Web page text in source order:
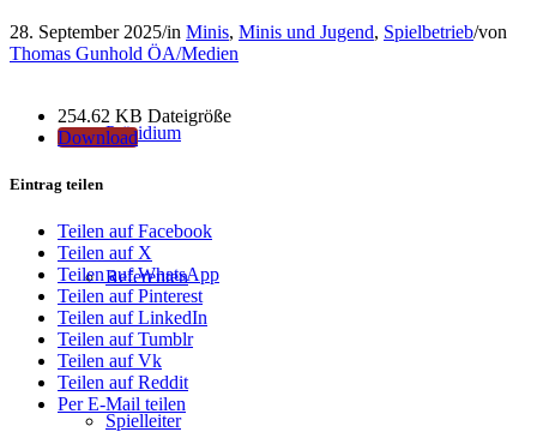
Präsidium
Referenten
Spielleiter
28. September 2025/in Minis, Minis und Jugend, Spielbetrieb/von
Thomas Gunhold ÖA/Medien
254.62 KB Dateigröße
Download
Eintrag teilen
Teilen auf Facebook
Teilen auf X
Teilen auf WhatsApp
Teilen auf Pinterest
Teilen auf LinkedIn
Teilen auf Tumblr
Teilen auf Vk
Teilen auf Reddit
Per E-Mail teilen